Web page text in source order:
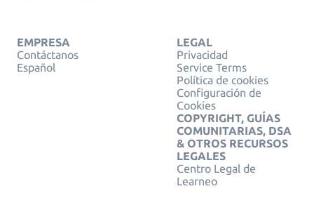
EMPRESA
Contáctanos
Español
LEGAL
Privacidad
Service Terms
Política de cookies
Configuración de
Cookies
COPYRIGHT, GUÍAS
COMUNITARIAS, DSA
& OTROS RECURSOS
LEGALES
Centro Legal de
Learneo